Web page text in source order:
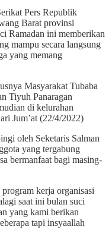
Pers Republik
Barat provinsi
Ramadan ini memberikan
mampu secara langsung
yang memang
Masyarakat Tubaba
Tiyuh Panaragan
di kelurahan
Jum’at (22/4/2022)
oleh Seketaris Salman
yang tergabung
bermanfaat bagi masing-
kerja organisasi
saat ini bulan suci
yang kami berikan
tapi insyaallah